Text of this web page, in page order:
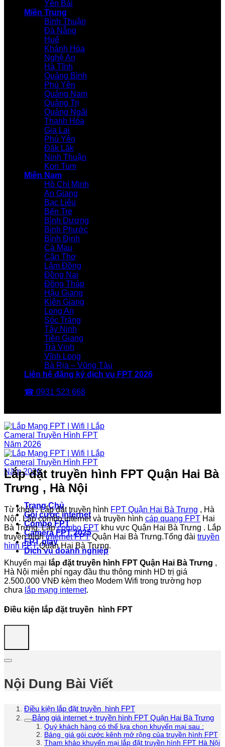
Yên Bái
Miền Trung
Bình Thuận
Đà Nẵng
Huế
Khánh Hòa
Nghệ An
Hà Tĩnh
Quảng Bình
Phú Yên
Quảng Nam
Quảng Trị
Quảng Ngãi
Thanh Hóa
Gia Lai
Phú Yên
Đăk Lăk
Ninh Thuận
Kon Tum
Miền Nam
Hồ Chí Minh
An Giang
Bạc Liêu
Bến Tre
Bình Dương
Bình Phước
Bình Định
Cà Mau
Cần Thơ
Lâm Đồng
Đồng Nai
Đồng Tháp
Hậu Giang
Kiên Giang
Long An
Sóc Trăng
Tây Ninh
Tiền Giang
Trà Vinh
Vĩnh Long
Bà Rịa – Vũng Tàu
Liên hệ đăng ký dịch vụ FPT 2026
☎ 0931 523 668
Trang Chủ
Gói cước internet
Combo FPT
Camera FPT 2025
FPT play
Dịch vụ doanh nghiệp
Lắp đặt truyền hình FPT Quận Hai Bà
Trưng , Hà Nội
Từ khóa : Lắp đặt truyền hình FPT Quận Hai Bà Trưng , Hà
Nội . Lắp combo internet và truyền hình cáp quang FPT Hai
Bà Trưng. Lắpcombo FPT khu vực Quận Hai Bà Trưng . Lắp
truyền hìnhinternet FPTQuận Hai Bà Trưng.Tổng đài truyền
hình FPTQuận Hai Bà Trưng.
Khuyến mại lắp đặt truyền hình FPT Quận Hai Bà Trưng ,
Hà Nội miễn phí ngay đầu thu thông minh HD trị giá
2.500.000 VNĐ kèm theo Modem Wifi trong trường hợp
chưa lắp mạng internet.
Điều kiện lắp đặt truyền hình FPT
Nội Dung Bài Viết
Điều kiện lắp đặt truyền hình FPT
Bảng giá internet + truyền hình FPT Quận Hai Bà Trưng
Quý khách hàng có thể lựa chọn khuyến mại sau :
Bảng giá gói cước kênh mở rộng của truyền hình FPT
Tham khảo khuyến mại lắp đặt truyền hình FPT Hà Nội